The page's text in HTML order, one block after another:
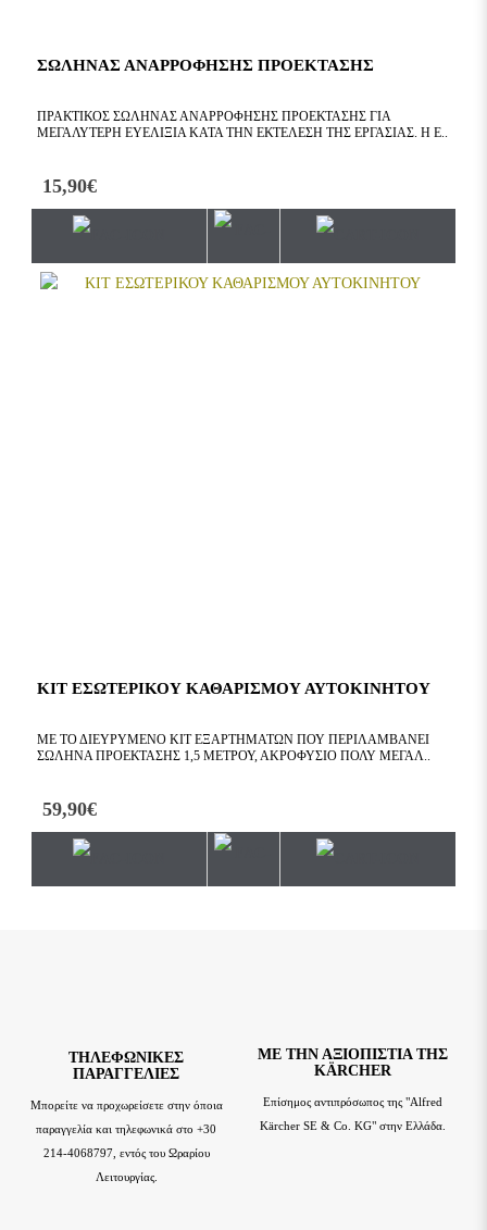
ΣΩΛΗΝΑΣ ΑΝΑΡΡΟΦΗΣΗΣ ΠΡΟΕΚΤΑΣΗΣ
ΠΡΑΚΤΙΚΌΣ ΣΩΛΉΝΑΣ ΑΝΑΡΡΌΦΗΣΗΣ ΠΡΟΈΚΤΑΣΗΣ ΓΙΑ
ΜΕΓΑΛΎΤΕΡΗ ΕΥΕΛΙΞΊΑ ΚΑΤΆ ΤΗΝ ΕΚΤΈΛΕΣΗ ΤΗΣ ΕΡΓΑΣΊΑΣ. Η Ε..
15,90€
ΚΙΤ ΕΣΩΤΕΡΙΚΟΥ ΚΑΘΑΡΙΣΜΟΥ ΑΥΤΟΚΙΝΗΤΟΥ
ΜΕ ΤΟ ΔΙΕΥΡΥΜΈΝΟ ΚΙΤ ΕΞΑΡΤΗΜΆΤΩΝ ΠΟΥ ΠΕΡΙΛΑΜΒΆΝΕΙ
ΣΩΛΉΝΑ ΠΡΟΈΚΤΑΣΗΣ 1,5 ΜΈΤΡΟΥ, ΑΚΡΟΦΎΣΙΟ ΠΟΛΎ ΜΕΓΆΛ..
59,90€
TΗΛΕΦΩΝΙΚΈΣ
ΠΑΡΑΓΓΕΛΊΕΣ
Μπορείτε να προχωρείσετε στην όποια
παραγγελία και τηλεφωνικά στο +30
214-4068797, εντός του Ωραρίου
Λειτουργίας.
ΜΕ ΤΗΝ ΑΞΙΟΠΙΣΤΊΑ ΤΗΣ
KÄRCHER
Επίσημος αντιπρόσωπος της "Alfred
Kärcher SE & Co. KG" στην Ελλάδα.